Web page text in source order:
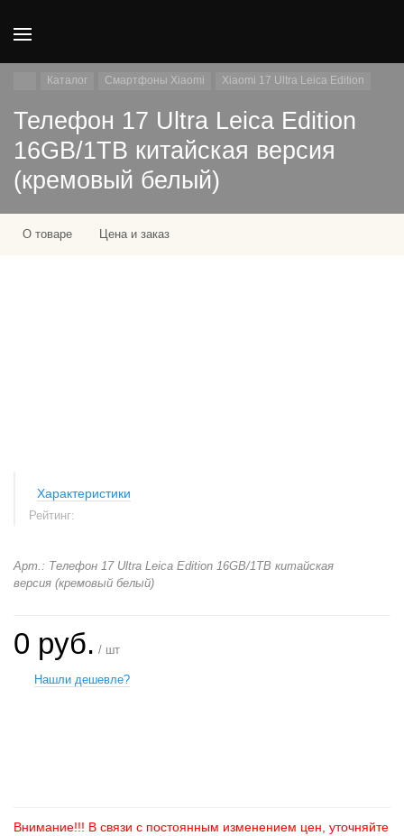
Каталог Смартфоны Xiaomi Xiaomi 17 Ultra Leica Edition
Телефон 17 Ultra Leica Edition
16GB/1TB китайская версия
(кремовый белый)
О товаре Цена и заказ
Характеристики
Рейтинг:
Арт.: Телефон 17 Ultra Leica Edition 16GB/1TB китайская
версия (кремовый белый)
0 руб. / шт
Нашли дешевле?
Внимание!!! В связи с постоянным изменением цен, уточняйте